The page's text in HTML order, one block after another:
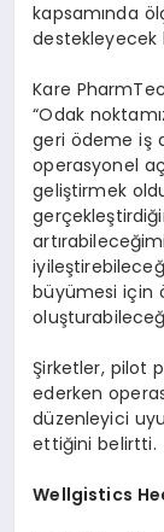
kapsamında
destekleyecek
Kare
“Odak
geri ödeme iş
operasyonel
geliştirmek
büyümesi için
Şirketler, pilot
ederken
düzenleyici
ettiğini belirtti.
Wellgistics